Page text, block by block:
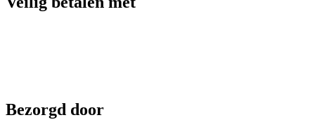
Bezorgd door